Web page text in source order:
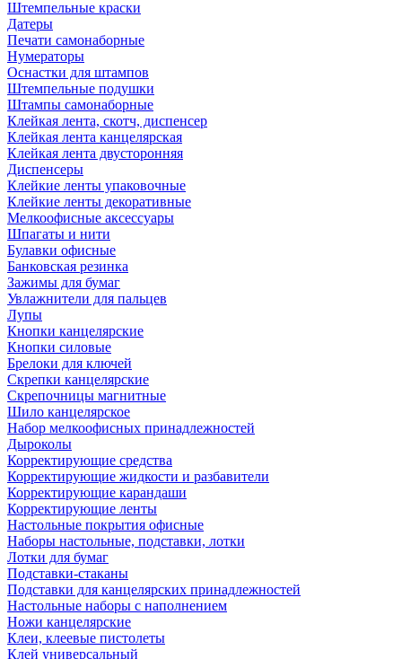
Штемпельные краски
Датеры
Печати самонаборные
Нумераторы
Оснастки для штампов
Штемпельные подушки
Штампы самонаборные
Клейкая лента, скотч, диспенсер
Клейкая лента канцелярская
Клейкая лента двусторонняя
Диспенсеры
Клейкие ленты упаковочные
Клейкие ленты декоративные
Мелкоофисные аксессуары
Шпагаты и нити
Булавки офисные
Банковская резинка
Зажимы для бумаг
Увлажнители для пальцев
Лупы
Кнопки канцелярские
Кнопки силовые
Брелоки для ключей
Скрепки канцелярские
Скрепочницы магнитные
Шило канцелярское
Набор мелкоофисных принадлежностей
Дыроколы
Корректирующие средства
Корректирующие жидкости и разбавители
Корректирующие карандаши
Корректирующие ленты
Настольные покрытия офисные
Наборы настольные, подставки, лотки
Лотки для бумаг
Подставки-стаканы
Подставки для канцелярских принадлежностей
Настольные наборы с наполнением
Ножи канцелярские
Клеи, клеевые пистолеты
Клей универсальный